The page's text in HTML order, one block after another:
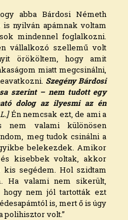
abba Bárdosi Németh
is nyilván apámnak voltam
mindennel foglalkozni.
vállalkozó szellemű volt
örököltem, hogy amit
miatt megcsinálni,
Szegény Bárdosi
szerint – nem tudott egy
dolog az ilyesmi az én
Én nemcsak ezt, de ami a
nem valami különösen
meg tudok csinálni a
belekezdek. Amikor
kisebbek voltak, akkor
segédem. Hol szidtam
Ha valami nem sikerült,
hogy nem jól tartották ezt
is, mert ő is úgy
polihisztor volt.”